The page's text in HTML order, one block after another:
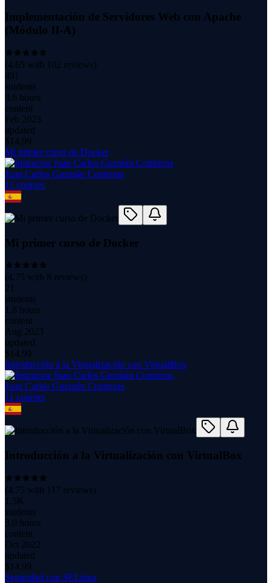
Implementación de Servidores Web con Apache
(Módulo II-A)
(4.65 with 102 reviews)
491
students
3.6 hours
content
Feb 2023
updated
$ 14.99
Mi primer curso de Docker
Juan Carlos Guzmán Contreras
11 courses
Mi primer curso de Docker
(4.75 with 8 reviews)
21
students
1.8 hours
content
Aug 2023
updated
$ 14.99
Introducción a la Virtualización con VirtualBox
Juan Carlos Guzmán Contreras
11 courses
Introducción a la Virtualización con VirtualBox
(4.75 with 117 reviews)
1.5K
students
3.0 hours
content
Oct 2022
updated
$ 14.99
Seguridad con SELinux